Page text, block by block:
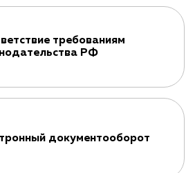
требованиям
РФ
документооборот